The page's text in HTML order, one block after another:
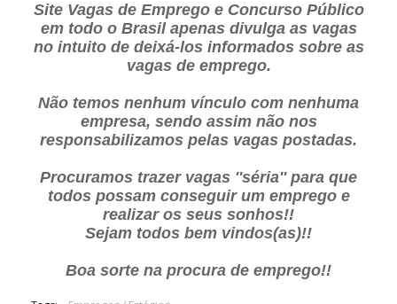
Site Vagas de Emprego e Concurso Público
em todo o Brasil apenas divulga as vagas
no intuito de deixá-los informados sobre as
vagas de emprego.
Não temos nenhum vínculo com nenhuma
empresa, sendo assim não nos
responsabilizamos pelas vagas postadas.
Procuramos trazer vagas ''séria'' para que
todos possam conseguir um emprego e
realizar os seus sonhos!!
Sejam todos bem vindos(as)!!
Boa sorte na procura de emprego!!